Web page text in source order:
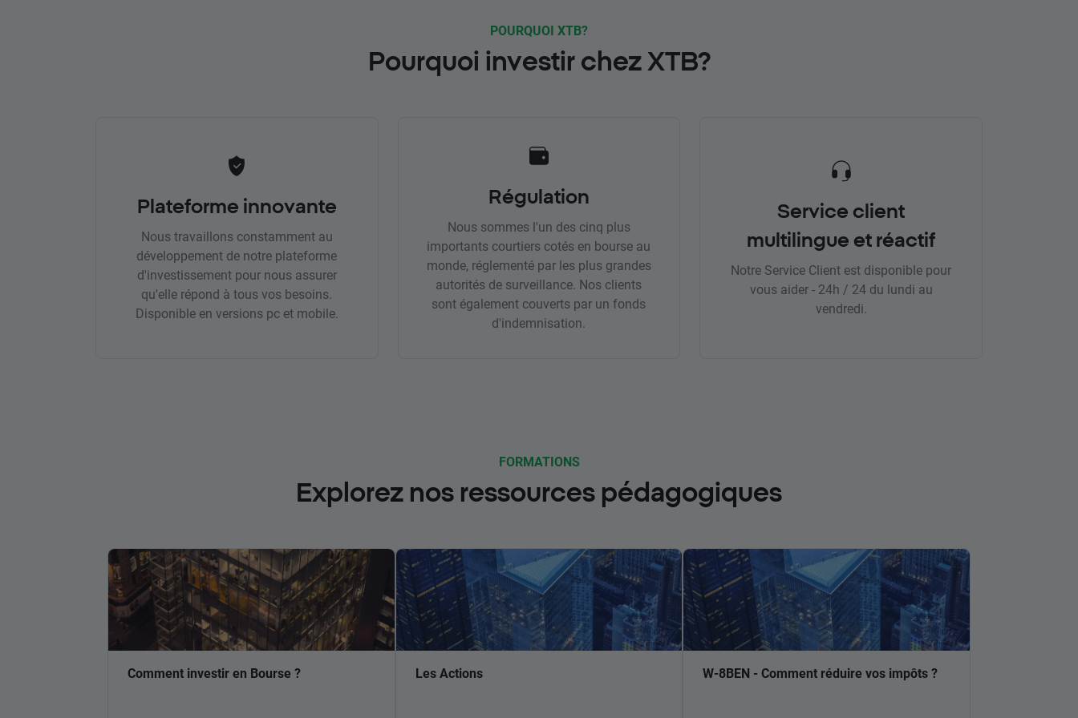
POURQUOI XTB?
Pourquoi investir chez XTB?
Plateforme innovante
Nous travaillons constamment au
développement de notre plateforme
d'investissement pour nous assurer
qu'elle répond à tous vos besoins.
Disponible en versions pc et mobile.
Régulation
Nous sommes l'un des cinq plus
importants courtiers cotés en bourse au
monde, réglementé par les plus grandes
autorités de surveillance. Nos clients
sont également couverts par un fonds
d'indemnisation.
Service client
multilingue et réactif
Notre Service Client est disponible pour
vous aider - 24h / 24 du lundi au
vendredi.
FORMATIONS
Explorez nos ressources pédagogiques
Comment investir en Bourse ? Les Actions W-8BEN - Comment réduire vos impôts ?